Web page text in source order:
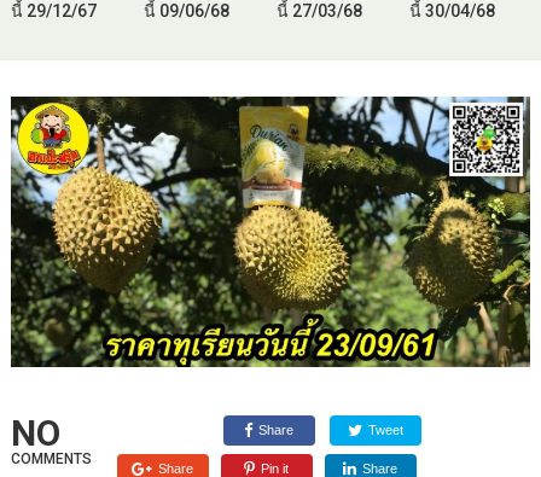
นี้ 29/12/67
นี้ 09/06/68
นี้ 27/03/68
นี้ 30/04/68
NO
COMMENTS
Share Tweet
Share Pin it Share